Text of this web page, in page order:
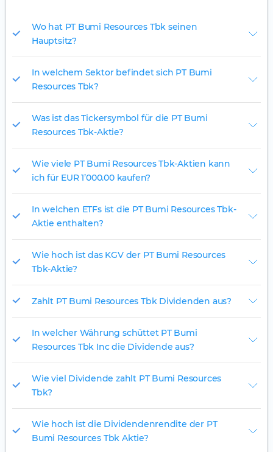
Wo hat PT Bumi Resources Tbk seinen
Hauptsitz?
In welchem Sektor befindet sich PT Bumi
Resources Tbk?
Was ist das Tickersymbol für die PT Bumi
Resources Tbk-Aktie?
Wie viele PT Bumi Resources Tbk-Aktien kann
ich für EUR 1’000.00 kaufen?
In welchen ETFs ist die PT Bumi Resources Tbk-
Aktie enthalten?
Wie hoch ist das KGV der PT Bumi Resources
Tbk-Aktie?
Zahlt PT Bumi Resources Tbk Dividenden aus?
In welcher Währung schüttet PT Bumi
Resources Tbk Inc die Dividende aus?
Wie viel Dividende zahlt PT Bumi Resources
Tbk?
Wie hoch ist die Dividendenrendite der PT
Bumi Resources Tbk Aktie?